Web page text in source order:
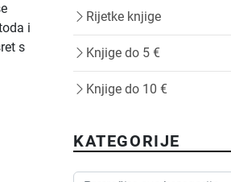
i
s
Rijetke knjige
Knjige do 5 €
Knjige do 10 €
KATEGORIJE